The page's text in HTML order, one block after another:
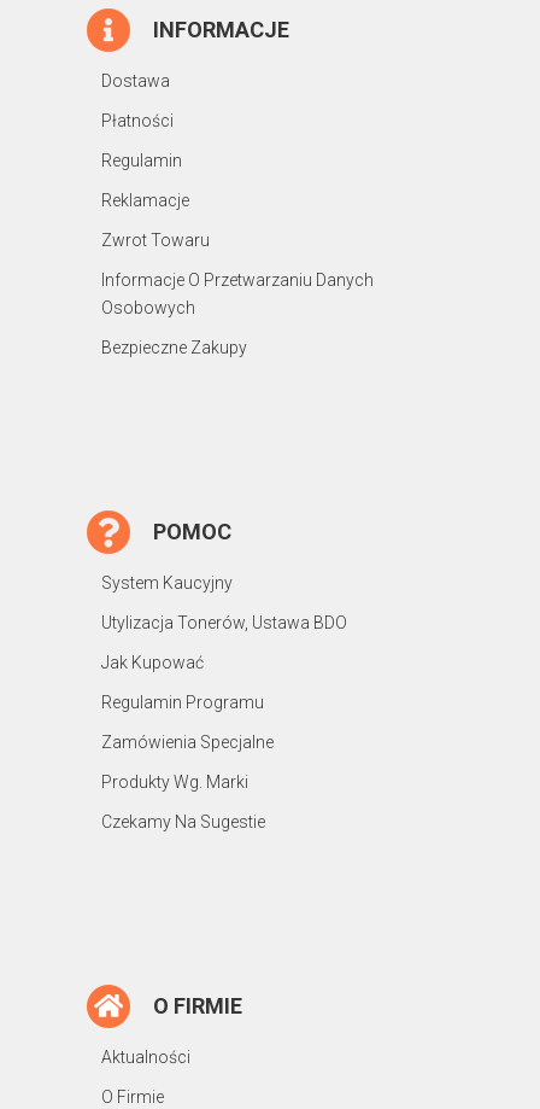
INFORMACJE
Dostawa
Płatności
Regulamin
Reklamacje
Zwrot Towaru
Informacje O Przetwarzaniu Danych
Osobowych
Bezpieczne Zakupy
POMOC
System Kaucyjny
Utylizacja Tonerów, Ustawa BDO
Jak Kupować
Regulamin Programu
Zamówienia Specjalne
Produkty Wg. Marki
Czekamy Na Sugestie
O FIRMIE
Aktualności
O Firmie